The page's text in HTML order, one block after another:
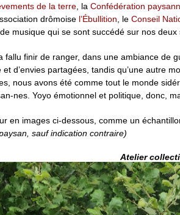
de la terre , la Confédération
drômoise l’Ébullition , le Conseil
musique qui se sont succédé sur nos deux
fallu finir de ranger, dans une ambiance de
et d’envies partagées, tandis qu’une autre
nous avons été comme tout le monde
nes. Yoyo émotionnel et politique, donc,
en images ci-dessous, comme un
sauf indication contraire)
Atelier